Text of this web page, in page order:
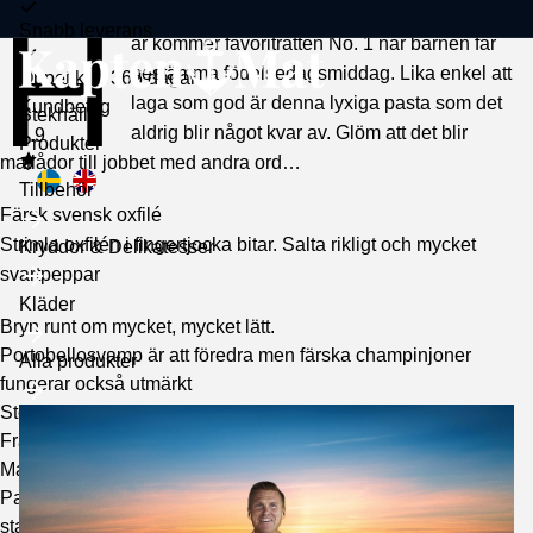
Snabb leverans
Öppet köp 365 dagar
Kundbetyg
4.9
Stekhäll
ProdukterToggle
submenu
Tillbehör
Kryddor & Delikatesser
Kläder
Alla produkter
YouTube
Facebook
H
är kommer favoriträtten No. 1 när barnen får
bestämma födelsedagsmiddag. Lika enkel att
laga som god är denna lyxiga pasta som det
aldrig blir något kvar av. Glöm att det blir
matlådor till jobbet med andra ord…
Färsk svensk oxfilé
Strimla oxfilén i fingertjocka bitar. Salta rikligt och mycket
svartpeppar
Bryn runt om mycket, mycket lätt.
Portobellosvamp är att föredra men färska champinjoner
fungerar också utmärkt
Stek svampen i köttsafterna och mera smör.
Fräs några klyftor vitlök mycket lätt. Absolut inte få färg.
Massor med grädde och Crème Fraiche
Parmigiano-Reggiano. Kanske världens mest berömda ost är
stapelvara i kaptenens kök.